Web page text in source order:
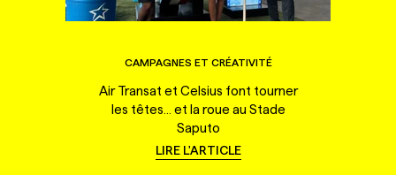
CAMPAGNES ET CRÉATIVITÉ
Air Transat et Celsius font tourner
les têtes... et la roue au Stade
Saputo
LIRE L'ARTICLE